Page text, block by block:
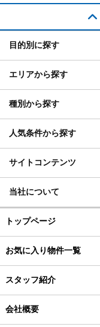
目的別に探す
エリアから探す
種別から探す
人気条件から探す
サイトコンテンツ
当社について
トップページ
お気に入り物件一覧
スタッフ紹介
会社概要